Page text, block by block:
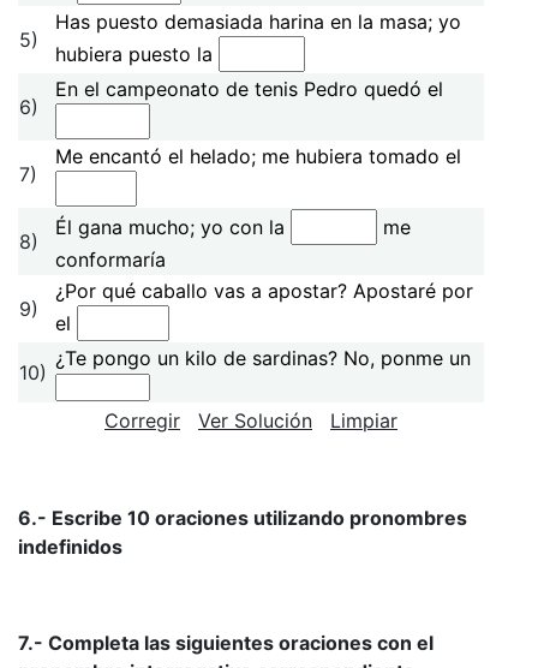
5)
Has puesto demasiada harina en la masa; yo
hubiera puesto la
6)
En el campeonato de tenis Pedro quedó el
7)
Me encantó el helado; me hubiera tomado el
8)
Él gana mucho; yo con la
me
conformaría
9)
¿Por qué caballo vas a apostar? Apostaré por
el
10)
¿Te pongo un kilo de sardinas? No, ponme un
Corregir Ver Solución Limpiar
6.- Escribe 10 oraciones utilizando pronombres
indefinidos
7.- Completa las siguientes oraciones con el